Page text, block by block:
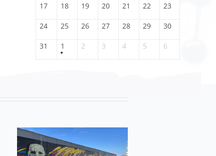
17 18 19 20 21 22 23
24 25 26 27 28 29 30
31 1 2 3 4 5 6